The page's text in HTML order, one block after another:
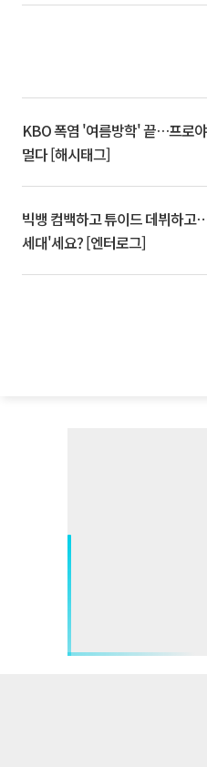
KBO 폭염 '여름방학' 끝…프로
멀다 [해시태그]
빅뱅 컴백하고 튜이드 데뷔하고
세대'세요? [엔터로그]